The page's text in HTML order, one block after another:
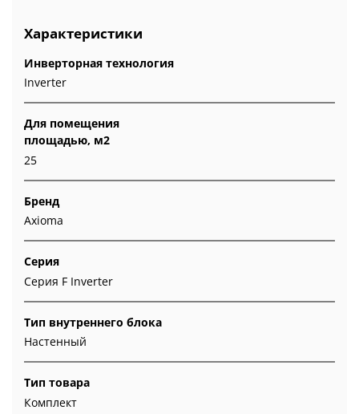
Характеристики
Инверторная технология
Inverter
Для помещения
площадью, м2
25
Бренд
Axioma
Серия
Серия F Inverter
Тип внутреннего блока
Настенный
Тип товара
Комплект